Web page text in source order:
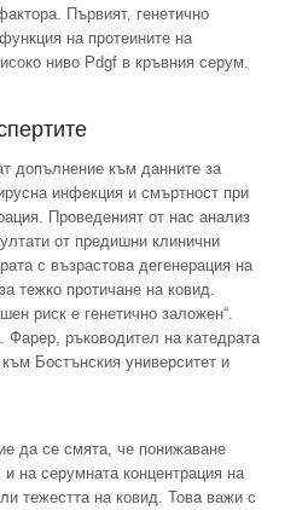
Първият, генетично
на протеините на
ниво Pdgf в кръвния серум.
допълнение към данните за
инфекция и смъртност при
Проведеният от нас анализ
от предишни клинични
с възрастова дегенерация на
тежко протичане на ковид.
риск е генетично заложен“.
ръководител на катедрата
Бостънския университет и
да се смята, че понижаване
и на серумната концентрация на
тежестта на ковид. Това важи с